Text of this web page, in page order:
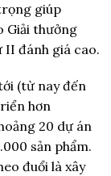
giúp
Giải thưởng
II đánh giá cao.
(từ nay đến
hơn
20 dự án
sản phẩm.
đuổi là xây